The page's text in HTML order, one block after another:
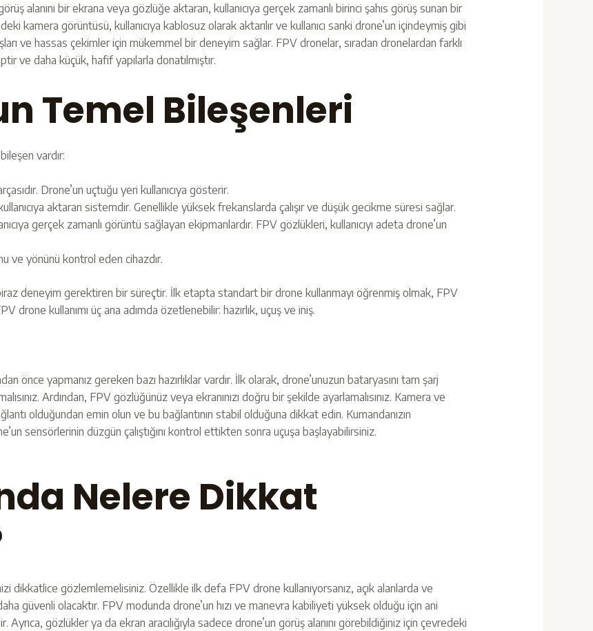
alanını bir ekrana veya gözlüğe aktaran, kullanıcıya gerçek zamanlı birinci şahıs görüş sunan bir
kamera görüntüsü, kullanıcıya kablosuz olarak aktarılır ve kullanıcı sanki drone’un içindeymiş gibi
ve hassas çekimler için mükemmel bir deneyim sağlar. FPV dronelar, sıradan dronelardan farklı
ve daha küçük, hafif yapılarla donatılmıştır.
Temel Bileşenleri
vardır:
Drone’un uçtuğu yeri kullanıcıya gösterir.
aktaran sistemdir. Genellikle yüksek frekanslarda çalışır ve düşük gecikme süresi sağlar.
gerçek zamanlı görüntü sağlayan ekipmanlardır. FPV gözlükleri, kullanıcıyı adeta drone’un
ve yönünü kontrol eden cihazdır.
deneyim gerektiren bir süreçtir. İlk etapta standart bir drone kullanmayı öğrenmiş olmak, FPV
drone kullanımı üç ana adımda özetlenebilir: hazırlık, uçuş ve iniş.
önce yapmanız gereken bazı hazırlıklar vardır. İlk olarak, drone’unuzun bataryasını tam şarj
Ardından, FPV gözlüğünüz veya ekranınızı doğru bir şekilde ayarlamalısınız. Kamera ve
olduğundan emin olun ve bu bağlantının stabil olduğuna dikkat edin. Kumandanızın
sensörlerinin düzgün çalıştığını kontrol ettikten sonra uçuşa başlayabilirsiniz.
Nelere Dikkat
dikkatlice gözlemlemelisiniz. Özellikle ilk defa FPV drone kullanıyorsanız, açık alanlarda ve
güvenli olacaktır. FPV modunda drone’un hızı ve manevra kabiliyeti yüksek olduğu için ani
gözlükler ya da ekran aracılığıyla sadece drone’un görüş alanını görebildiğiniz için çevredeki